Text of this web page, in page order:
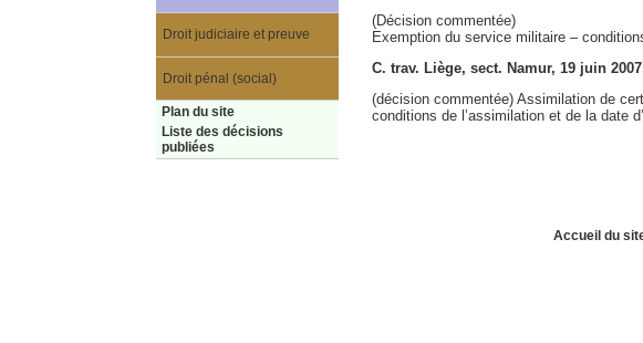
(Décision commentée)
Exemption du service militaire –
C. trav. Liège, sect. Namur, 19 juin
(décision commentée) Assimilation de
conditions de l’assimilation et de la date
Droit judiciaire et preuve
Droit pénal (social)
Plan du site
Liste des décisions
publiées
Accueil du